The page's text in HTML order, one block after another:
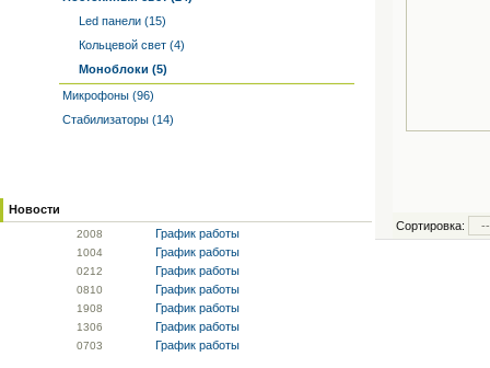
Led панели (15)
Кольцевой свет (4)
Моноблоки (5)
Микрофоны (96)
Стабилизаторы (14)
Новости
2008 График работы
1004 График работы
0212 График работы
0810 График работы
1908 График работы
1306 График работы
0703 График работы
Сортировка: